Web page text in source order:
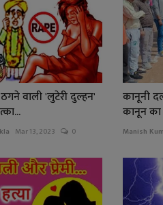
वाली 'लुटेरी दुल्हन'
Mar 13, 2023 0
कानूनी
कानून
Manish